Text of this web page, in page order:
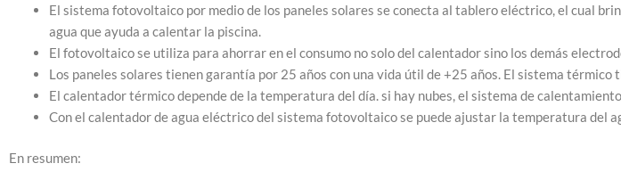
El sistema fotovoltaico por medio de los paneles solares se conecta al tablero eléctrico, el cual
agua que ayuda a calentar la piscina.
El fotovoltaico se utiliza para ahorrar en el consumo no solo del calentador sino los demás
Los paneles solares tienen garantía por 25 años con una vida útil de +25 años. El sistema térmico
El calentador térmico depende de la temperatura del día. si hay nubes, el sistema de
Con el calentador de agua eléctrico del sistema fotovoltaico se puede ajustar la temperatura del
En resumen: